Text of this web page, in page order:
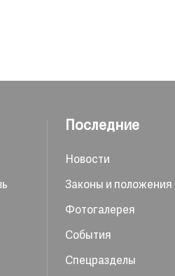
Последние
Новости
Законы и положения
Фотогалерея
События
Спецразделы